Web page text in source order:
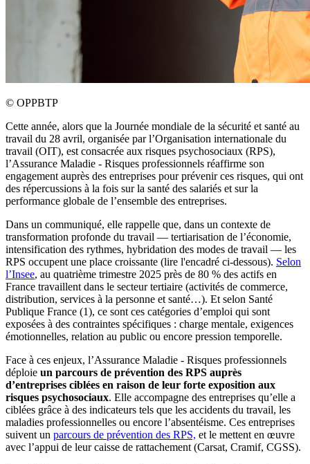
© OPPBTP
Cette année, alors que la Journée mondiale de la sécurité et santé au
travail du 28 avril, organisée par l’Organisation internationale du
travail (OIT), est consacrée aux risques psychosociaux (RPS),
l’Assurance Maladie - Risques professionnels réaffirme son
engagement auprès des entreprises pour prévenir ces risques, qui ont
des répercussions à la fois sur la santé des salariés et sur la
performance globale de l’ensemble des entreprises.
Dans un communiqué, elle rappelle que, dans un contexte de
transformation profonde du travail — tertiarisation de l’économie,
intensification des rythmes, hybridation des modes de travail — les
RPS occupent une place croissante (lire l'encadré ci-dessous). Selon
l’Insee, au quatrième trimestre 2025 près de 80 % des actifs en
France travaillent dans le secteur tertiaire (activités de commerce,
distribution, services à la personne et santé…). Et selon Santé
Publique France (1), ce sont ces catégories d’emploi qui sont
exposées à des contraintes spécifiques : charge mentale, exigences
émotionnelles, relation au public ou encore pression temporelle.
Face à ces enjeux, l’Assurance Maladie - Risques professionnels
déploie un parcours de prévention des RPS auprès
d’entreprises ciblées en raison de leur forte exposition aux
risques psychosociaux. Elle accompagne des entreprises qu’elle a
ciblées grâce à des indicateurs tels que les accidents du travail, les
maladies professionnelles ou encore l’absentéisme. Ces entreprises
suivent un parcours de prévention des RPS, et le mettent en œuvre
avec l’appui de leur caisse de rattachement (Carsat, Cramif, CGSS).